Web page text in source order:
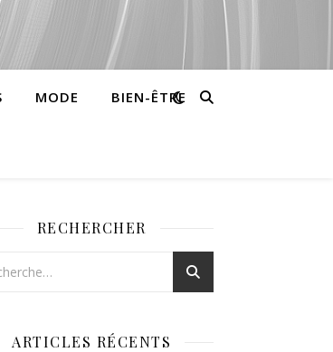
MODE BIEN-ÊTRE
RECHERCHER
ARTICLES RÉCENTS